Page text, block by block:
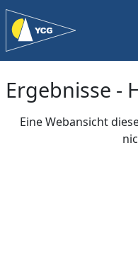
Ergebnisse -
Eine Webansicht